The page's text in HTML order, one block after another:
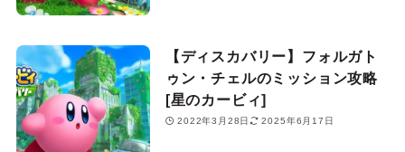
【ディスカバリー】フォルガト
ゥン・チェルのミッション攻略
[星のカービィ]
2022年3月28日 2025年6月17日